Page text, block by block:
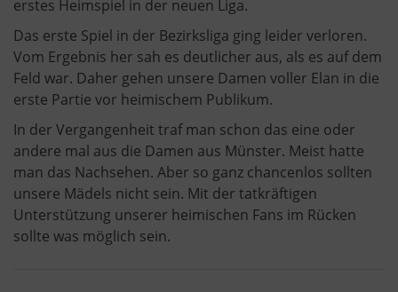
erstes Heimspiel in der neuen Liga.
Das erste Spiel in der Bezirksliga ging leider verloren.
Vom Ergebnis her sah es deutlicher aus, als es auf dem
Feld war. Daher gehen unsere Damen voller Elan in die
erste Partie vor heimischem Publikum.
In der Vergangenheit traf man schon das eine oder
andere mal aus die Damen aus Münster. Meist hatte
man das Nachsehen. Aber so ganz chancenlos sollten
unsere Mädels nicht sein. Mit der tatkräftigen
Unterstützung unserer heimischen Fans im Rücken
sollte was möglich sein.